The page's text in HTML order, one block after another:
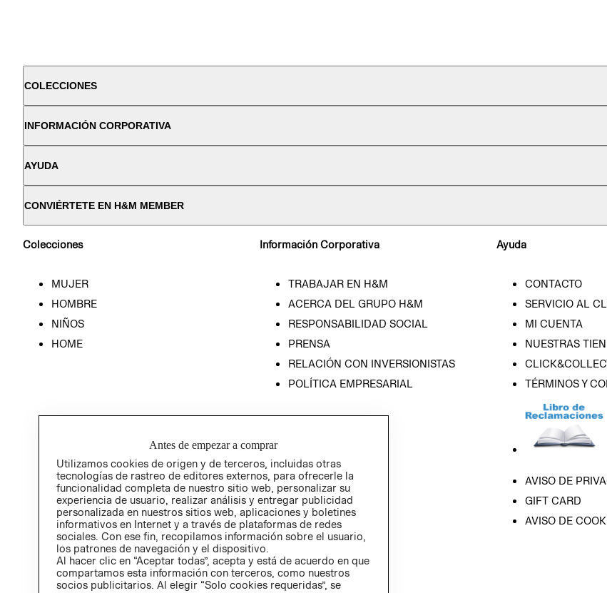
COLECCIONES
INFORMACIÓN CORPORATIVA
AYUDA
CONVIÉRTETE EN H&M MEMBER
Colecciones
MUJER
HOMBRE
NIÑOS
HOME
Información Corporativa
TRABAJAR EN H&M
ACERCA DEL GRUPO H&M
RESPONSABILIDAD SOCIAL
PRENSA
RELACIÓN CON INVERSIONISTAS
POLÍTICA EMPRESARIAL
Ayuda
CONTACTO
SERVICIO AL
MI CUENTA
NUESTRAS
TÉRMINOS Y
AVISO DE
GIFT CARD
AVISO DE
Antes de empezar a comprar
Utilizamos cookies de origen y de terceros, incluidas otras
tecnologías de rastreo de editores externos, para ofrecerle la
funcionalidad completa de nuestro sitio web, personalizar su
experiencia de usuario, realizar análisis y entregar publicidad
personalizada en nuestros sitios web, aplicaciones y boletines
informativos en Internet y a través de plataformas de redes
sociales. Con ese fin, recopilamos información sobre el usuario,
los patrones de navegación y el dispositivo.
Al hacer clic en “Aceptar todas”, acepta y está de acuerdo en que
compartamos esta información con terceros, como nuestros
socios publicitarios. Al elegir “Solo cookies requeridas”, se